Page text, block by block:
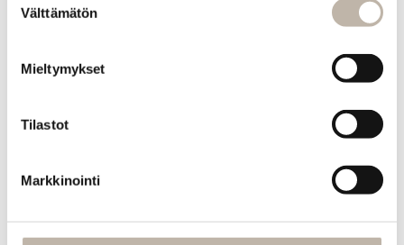
valinta
Välttämätön
Mieltymykset
Tilastot
Markkinointi
Toimitus- ja maksutavat
Tilauksen peruutus
Evästeiden hallinta
MENU